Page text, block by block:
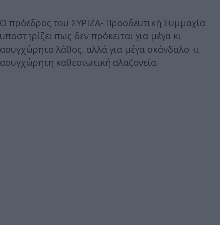
Ο πρόεδρος του ΣΥΡΙΖΑ- Προοδευτική Συμμαχία
υποστηρίζει πως δεν πρόκειται για μέγα κι
ασυγχώρητο λάθος, αλλά για μέγα σκάνδαλο κι
ασυγχώρητη καθεστωτική αλαζονεία.